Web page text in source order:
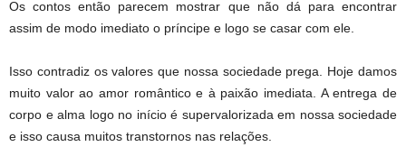
Os contos então parecem mostrar que não dá para encontrar
assim de modo imediato o príncipe e logo se casar com ele.
Isso contradiz os valores que nossa sociedade prega. Hoje damos
muito valor ao amor romântico e à paixão imediata. A entrega de
corpo e alma logo no início é supervalorizada em nossa sociedade
e isso causa muitos transtornos nas relações.